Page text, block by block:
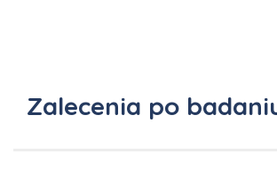
Zalecenia po